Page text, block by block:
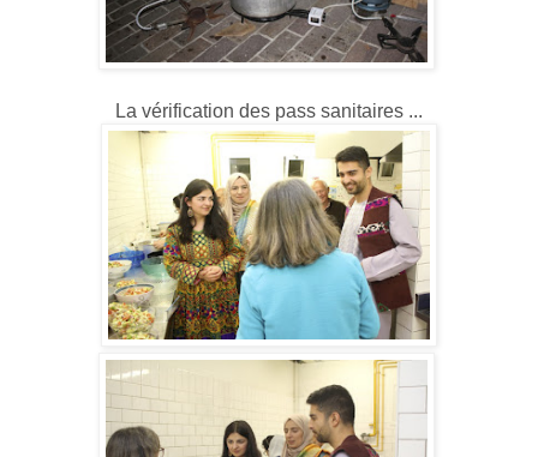
La vérification des pass sanitaires ...